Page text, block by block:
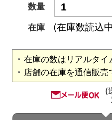
数量
在庫
(在庫数読込
在庫の数はリアルタイ
店舗の在庫を通信販売
(